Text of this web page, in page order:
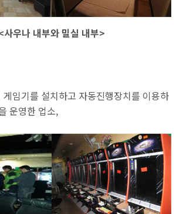
사우나 내부와 밀실 내부>
게임기를 설치하고 자동진행장치를 이용하
운영한 업소,